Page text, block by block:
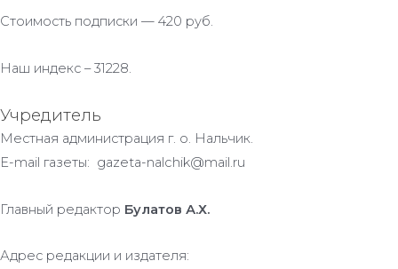
Стоимость подписки — 420 руб.
Наш индекс – 31228.
Учредитель
Местная администрация г. о. Нальчик.
E-mail газеты: gazeta-nalchik@mail.ru
Главный редактор Булатов А.Х.
Адрес редакции и издателя: